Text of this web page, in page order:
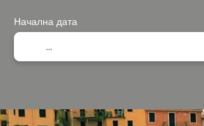
Начална дата